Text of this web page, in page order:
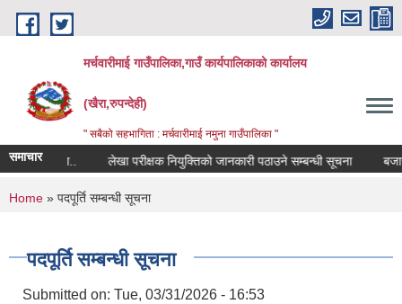
Skip to main content
मर्चवारीमाई गाउँपालिका,गाउँ कार्यपालिकाको कार्यालय
(खैरा,रुपन्देही)
" सबैको सहभागिता : मर्चवारीमाई नमुना गाउँपालिका "
समाचार
सूचना.. लेखा परीक्षक नियुक्तिको जानकारी पठाउने सम्बन्धी सूचना बजार
You are here
Home » पदपूर्ति सम्बन्धी सूचना
पदपूर्ति सम्बन्धी सूचना
Submitted on: Tue, 03/31/2026 - 16:53